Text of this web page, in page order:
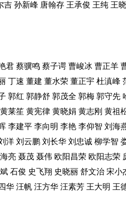
吉 孙新峰 唐翰存 王承俊 王纯 王
君 蔡骥鸣 蔡子谔 曹峻冰 曹正羊
丁速 董建 董水荣 董正宇 杜滇峰
郭红 郭静舒 郭茂全 郭梅 郭守先
黄莱笙 黄宪律 黄晓娟 黄志刚 黄祖
李建平 李向明 李艳 李仰智 刘海
洋 刘云鹏 刘长华 刘忠诚 柳学智
亮 聂茂 聂伟 欧阳昌荣 欧阳志荣
石俊 史飞翔 史晓丽 舒文治 宋小
华 汪帆 汪方华 汪素芳 王大明 王